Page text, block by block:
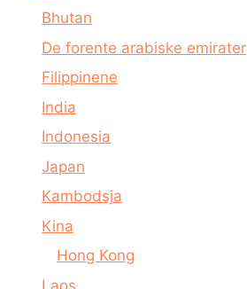
Bhutan
De forente arabiske emirater
Filippinene
India
Indonesia
Japan
Kambodsja
Kina
Hong Kong
Laos